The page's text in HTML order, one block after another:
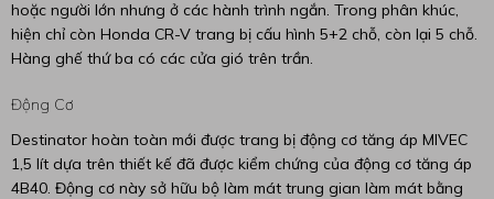
hoặc người lớn nhưng ở các hành trình ngắn. Trong phân khúc,
hiện chỉ còn Honda CR-V trang bị cấu hình 5+2 chỗ, còn lại 5 chỗ.
Hàng ghế thứ ba có các cửa gió trên trần.
Động Cơ
Destinator hoàn toàn mới được trang bị động cơ tăng áp MIVEC
1,5 lít dựa trên thiết kế đã được kiểm chứng của động cơ tăng áp
4B40. Động cơ này sở hữu bộ làm mát trung gian làm mát bằng